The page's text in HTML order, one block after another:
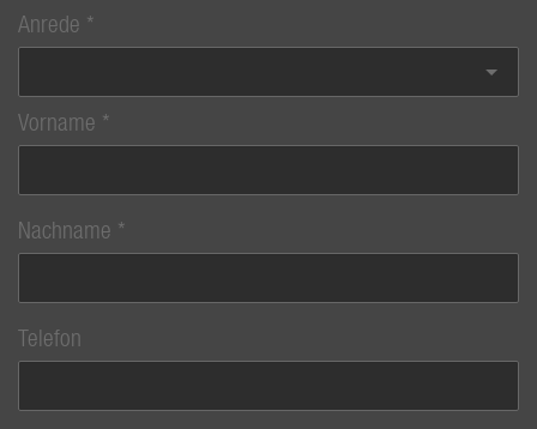
Anrede
Vorname
Nachname
Telefon